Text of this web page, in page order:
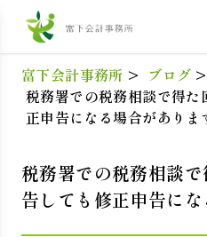
富下会計事務所 > ブログ >
税務署での税務相談で得
正申告になる場合がありま
税務署での税務相談
告しても修正申告に